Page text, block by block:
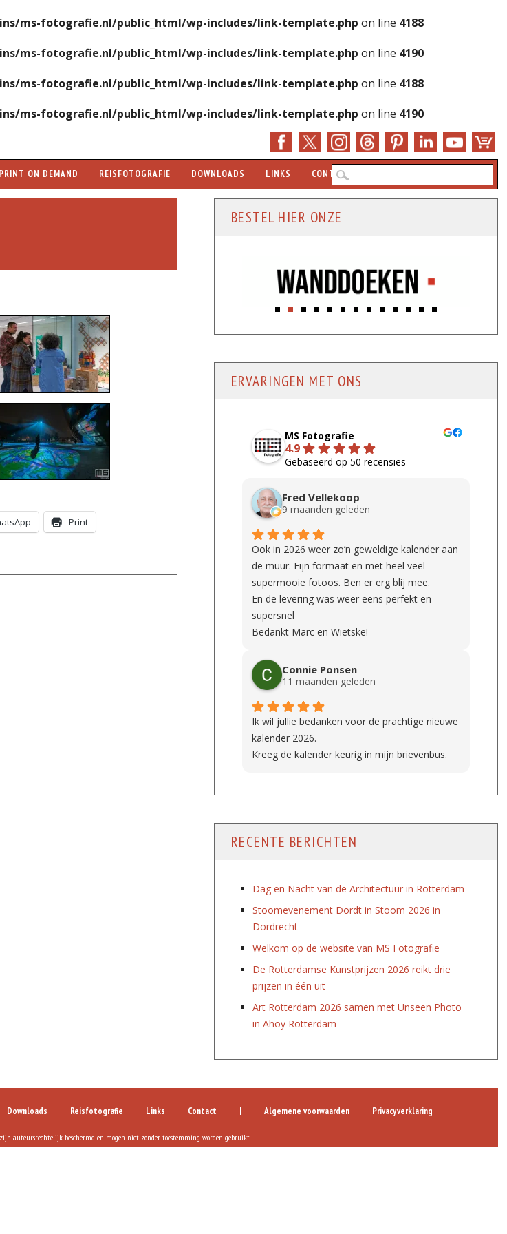
ms-fotografie.nl/public_html/wp-includes/link-template.php on line 4188
ms-fotografie.nl/public_html/wp-includes/link-template.php on line 4190
ms-fotografie.nl/public_html/wp-includes/link-template.php on line 4188
ms-fotografie.nl/public_html/wp-includes/link-template.php on line 4190
PRINT ON DEMAND REISFOTOGRAFIE DOWNLOADS LINKS CONTACT
Print
BESTEL HIER ONZE
ERVARINGEN MET ONS
MS Fotografie
4.9
Gebaseerd op 50 recensies
Fred Vellekoop
9 maanden geleden
Ook in 2026 weer zo’n geweldige kalender aan
de muur. Fijn formaat en met heel veel
supermooie fotoos. Ben er erg blij mee.
En de levering was weer eens perfekt en
supersnel
Bedankt Marc en Wietske!
Connie Ponsen
11 maanden geleden
Ik wil jullie bedanken voor de prachtige nieuwe
kalender 2026.
Kreeg de kalender keurig in mijn brievenbus.
RECENTE BERICHTEN
Dag en Nacht van de Architectuur in Rotterdam
Stoomevenement Dordt in Stoom 2026 in
Dordrecht
Welkom op de website van MS Fotografie
De Rotterdamse Kunstprijzen 2026 reikt drie
prijzen in één uit
Art Rotterdam 2026 samen met Unseen Photo
in Ahoy Rotterdam
Downloads Reisfotografie Links Contact | Algemene voorwaarden Privacyverklaring
auteursrechtelijk beschermd en mogen niet zonder toestemming worden gebruikt.